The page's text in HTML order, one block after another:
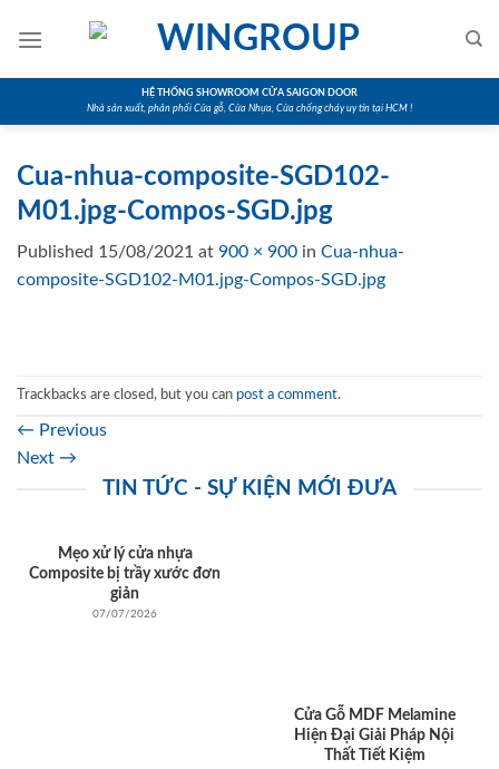
HỆ THỐNG SHOWROOM CỬA SAIGON DOOR
Nhà sản xuất, phân phối Cửa gỗ, Cửa Nhựa, Cửa chống cháy uy tín tại HCM !
Cua-nhua-composite-SGD102-
M01.jpg-Compos-SGD.jpg
Published 15/08/2021 at 900 × 900 in Cua-nhua-
composite-SGD102-M01.jpg-Compos-SGD.jpg
Trackbacks are closed, but you can post a comment.
← Previous
Next →
TIN TỨC - SỰ KIỆN MỚI ĐƯA
Mẹo xử lý cửa nhựa
Composite bị trầy xước đơn
giản
07/07/2026
Cửa Gỗ MDF Melamine
Hiện Đại Giải Pháp Nội
Thất Tiết Kiệm